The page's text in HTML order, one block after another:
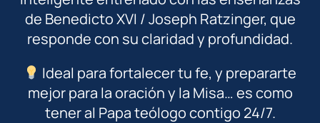
de Benedicto XVI / Joseph Ratzinger, que
responde con su claridad y profundidad.
Ideal para fortalecer tu fe, y prepararte
mejor para la oración y la Misa… es como
tener al Papa teólogo contigo 24/7.